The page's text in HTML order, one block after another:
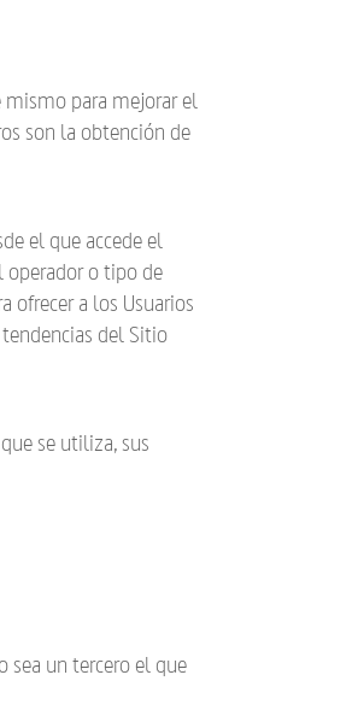
mismo para mejorar el
son la obtención de
el que accede el
operador o tipo de
ofrecer a los Usuarios
del Sitio
se utiliza, sus
sea un tercero el que